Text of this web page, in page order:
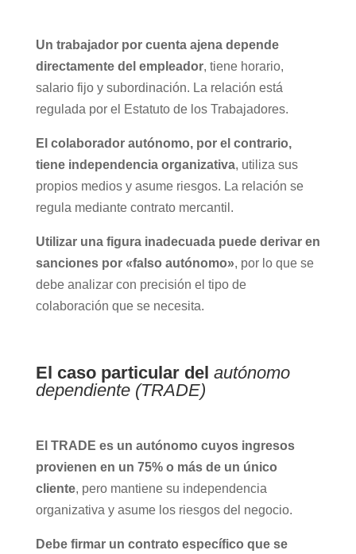
Un trabajador por cuenta ajena depende
directamente del empleador, tiene horario,
salario fijo y subordinación. La relación está
regulada por el Estatuto de los Trabajadores.
El colaborador autónomo, por el contrario,
tiene independencia organizativa, utiliza sus
propios medios y asume riesgos. La relación se
regula mediante contrato mercantil.
Utilizar una figura inadecuada puede derivar en
sanciones por «falso autónomo», por lo que se
debe analizar con precisión el tipo de
colaboración que se necesita.
El caso particular del autónomo
dependiente (TRADE)
El TRADE es un autónomo cuyos ingresos
provienen en un 75% o más de un único
cliente, pero mantiene su independencia
organizativa y asume los riesgos del negocio.
Debe firmar un contrato específico que se